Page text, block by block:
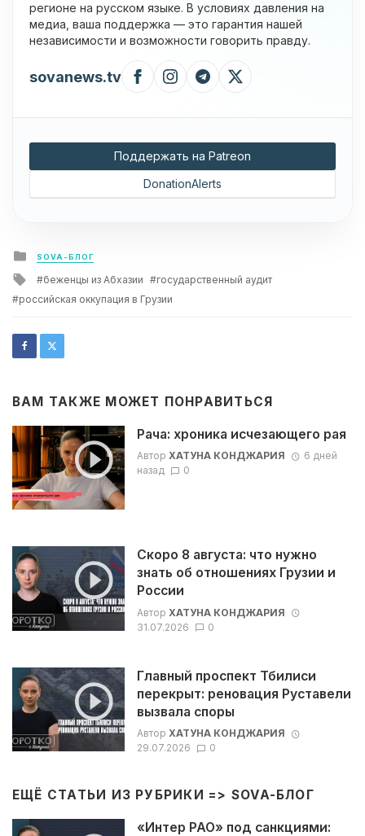
регионе на русском языке. В условиях давления на
медиа, ваша поддержка — это гарантия нашей
независимости и возможности говорить правду.
sovanews.tv
Поддержать на Patreon
DonationAlerts
Posted
in
SOVA-БЛОГ
Tagged
with
беженцы из Абхазии
государственный аудит
российская оккупация в Грузии
ВАМ ТАКЖЕ МОЖЕТ ПОНРАВИТЬСЯ
Рача: хроника исчезающего рая
Автор ХАТУНА КОНДЖАРИЯ
6 дней
назад
0
Скоро 8 августа: что нужно
знать об отношениях Грузии и
России
Автор ХАТУНА КОНДЖАРИЯ
31.07.2026
0
Главный проспект Тбилиси
перекрыт: реновация Руставели
вызвала споры
Автор ХАТУНА КОНДЖАРИЯ
29.07.2026
0
ЕЩЁ СТАТЬИ ИЗ РУБРИКИ => SOVA-БЛОГ
«Интер РАО» под санкциями: